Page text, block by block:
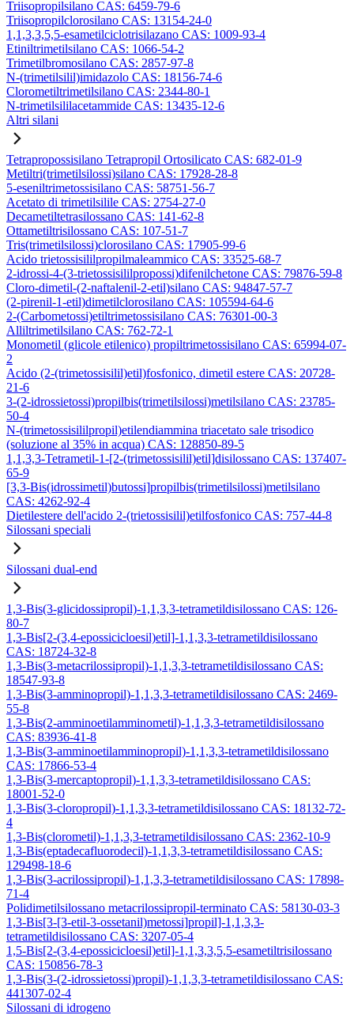
Triisopropilsilano CAS: 6459-79-6
Triisopropilclorosilano CAS: 13154-24-0
1,1,3,3,5,5-esametilciclotrisilazano CAS: 1009-93-4
Etiniltrimetilsilano CAS: 1066-54-2
Trimetilbromosilano CAS: 2857-97-8
N-(trimetilsilil)imidazolo CAS: 18156-74-6
Clorometiltrimetilsilano CAS: 2344-80-1
N-trimetilsililacetammide CAS: 13435-12-6
Altri silani
Tetrapropossisilano Tetrapropil Ortosilicato CAS: 682-01-9
Metiltri(trimetilsilossi)silano CAS: 17928-28-8
5-eseniltrimetossisilano CAS: 58751-56-7
Acetato di trimetilsilile CAS: 2754-27-0
Decametiltetrasilossano CAS: 141-62-8
Ottametiltrisilossano CAS: 107-51-7
Tris(trimetilsilossi)clorosilano CAS: 17905-99-6
Acido trietossisililpropilmaleammico CAS: 33525-68-7
2-idrossi-4-(3-trietossisililpropossi)difenilchetone CAS: 79876-59-8
Cloro-dimetil-(2-naftalenil-2-etil)silano CAS: 94847-57-7
(2-pirenil-1-etil)dimetilclorosilano CAS: 105594-64-6
2-(Carbometossi)etiltrimetossisilano CAS: 76301-00-3
Alliltrimetilsilano CAS: 762-72-1
Monometil (glicole etilenico) propiltrimetossisilano CAS: 65994-07-
2
Acido (2-(trimetossisilil)etil)fosfonico, dimetil estere CAS: 20728-
21-6
3-(2-idrossietossi)propilbis(trimetilsilossi)metilsilano CAS: 23785-
50-4
N-(trimetossisililpropil)etilendiammina triacetato sale trisodico
(soluzione al 35% in acqua) CAS: 128850-89-5
1,1,3,3-Tetrametil-1-[2-(trimetossisilil)etil]disilossano CAS: 137407-
65-9
[3,3-Bis(idrossimetil)butossi]propilbis(trimetilsilossi)metilsilano
CAS: 4262-92-4
Dietilestere dell'acido 2-(trietossisilil)etilfosfonico CAS: 757-44-8
Silossani speciali
Silossani dual-end
1,3-Bis(3-glicidossipropil)-1,1,3,3-tetrametildisilossano CAS: 126-
80-7
1,3-Bis[2-(3,4-epossicicloesil)etil]-1,1,3,3-tetrametildisilossano
CAS: 18724-32-8
1,3-Bis(3-metacrilossipropil)-1,1,3,3-tetrametildisilossano CAS:
18547-93-8
1,3-Bis(3-amminopropil)-1,1,3,3-tetrametildisilossano CAS: 2469-
55-8
1,3-Bis(2-amminoetilamminometil)-1,1,3,3-tetrametildisilossano
CAS: 83936-41-8
1,3-Bis(3-amminoetilamminopropil)-1,1,3,3-tetrametildisilossano
CAS: 17866-53-4
1,3-Bis(3-mercaptopropil)-1,1,3,3-tetrametildisilossano CAS:
18001-52-0
1,3-Bis(3-cloropropil)-1,1,3,3-tetrametildisilossano CAS: 18132-72-
4
1,3-Bis(clorometil)-1,1,3,3-tetrametildisilossano CAS: 2362-10-9
1,3-Bis(eptadecafluorodecil)-1,1,3,3-tetrametildisilossano CAS:
129498-18-6
1,3-Bis(3-acrilossipropil)-1,1,3,3-tetrametildisilossano CAS: 17898-
71-4
Polidimetilsilossano metacrilossipropil-terminato CAS: 58130-03-3
1,3-Bis[3-[3-etil-3-ossetanil)metossi]propil]-1,1,3,3-
tetrametildisilossano CAS: 3207-05-4
1,5-Bis[2-(3,4-epossicicloesil)etil]-1,1,3,3,5,5-esametiltrisilossano
CAS: 150856-78-3
1,3-Bis(3-(2-idrossietossi)propil)-1,1,3,3-tetrametildisilossano CAS:
441307-02-4
Silossani di idrogeno